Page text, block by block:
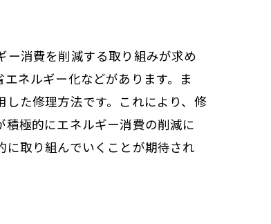
ー消費を削減する取り組みが求め
ネルギー化などがあります。ま
た修理方法です。これにより、修
極的にエネルギー消費の削減に
取り組んでいくことが期待され